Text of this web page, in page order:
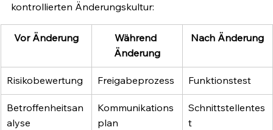
kontrollierten Änderungskultur:
Vor Änderung
Während
Änderung
Nach Änderung
Risikobewertung Freigabeprozess Funktionstest
Betroffenheitsan
alyse
Kommunikations
plan
Schnittstellentes
t